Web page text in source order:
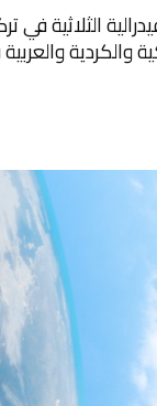
الثلاثية
والكردية